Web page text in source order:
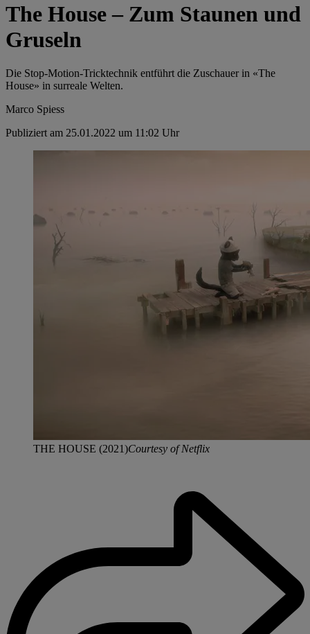
The House – Zum Staunen und
Gruseln
Die Stop-Motion-Tricktechnik entführt die Zuschauer in «The
House» in surreale Welten.
Marco Spiess
Publiziert am 25.01.2022 um 11:02 Uhr
THE HOUSE (2021)Courtesy of Netflix